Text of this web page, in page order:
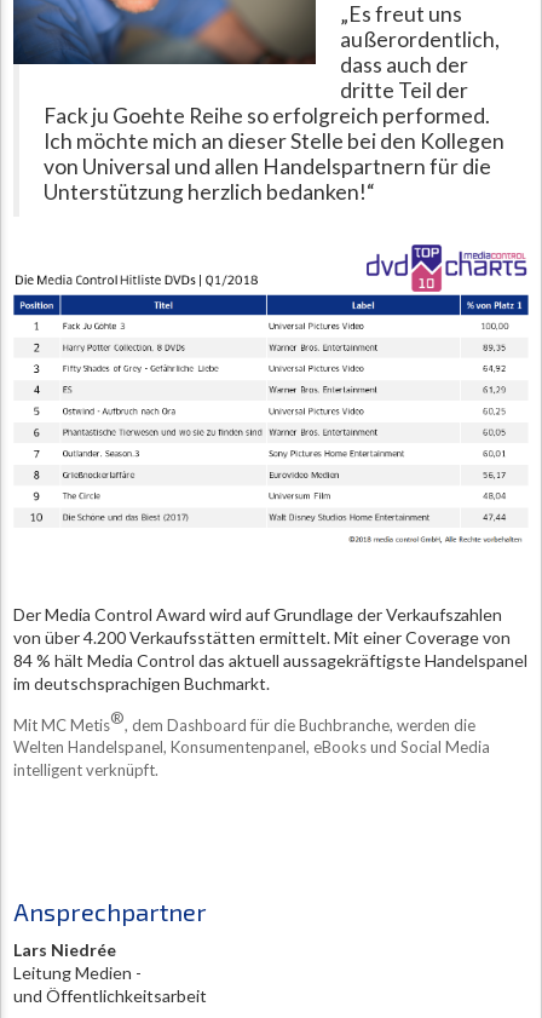
„Es freut uns
außerordentlich,
dass auch der
dritte Teil der
Fack ju Goehte Reihe so erfolgreich performed.
Ich möchte mich an dieser Stelle bei den Kollegen
von Universal und allen Handelspartnern für die
Unterstützung herzlich bedanken!“
Der Media Control Award wird auf Grundlage der Verkaufszahlen
von über 4.200 Verkaufsstätten ermittelt. Mit einer Coverage von
84 % hält Media Control das aktuell aussagekräftigste Handelspanel
im deutschsprachigen Buchmarkt.
Mit MC Metis®, dem Dashboard für die Buchbranche, werden die
Welten Handelspanel, Konsumentenpanel, eBooks und Social Media
intelligent verknüpft.
Ansprechpartner
Lars Niedrée
Leitung Medien -
und Öffentlichkeitsarbeit